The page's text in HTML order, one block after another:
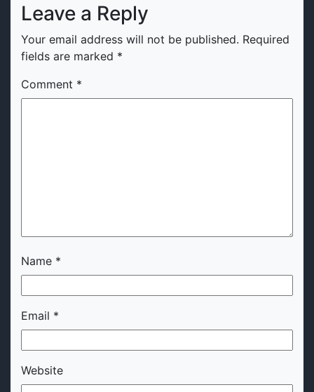
Leave a Reply
Your email address will not be published. Required
fields are marked *
Comment *
Name *
Email *
Website